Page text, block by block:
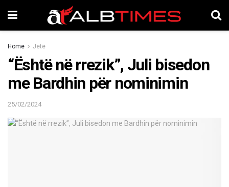
Home Jetë
“Është në rrezik”, Juli bisedon
me Bardhin për nominimin
25/02/2024